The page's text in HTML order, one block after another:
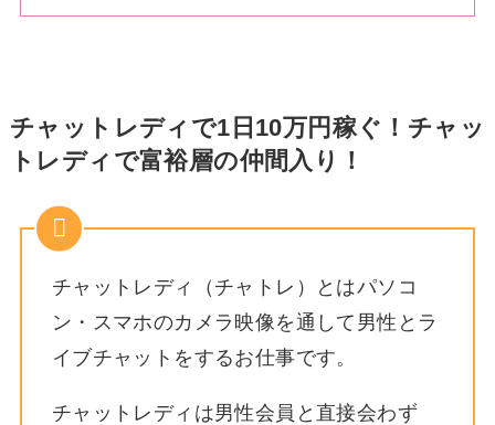
チャットレディで1日10万円稼ぐ！チャッ
トレディで富裕層の仲間入り！
チャットレディ（チャトレ）とはパソコ
ン・スマホのカメラ映像を通して男性とラ
イブチャットをするお仕事です。
チャットレディは男性会員と直接会わず